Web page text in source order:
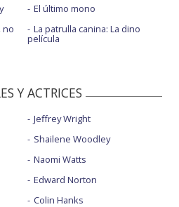
no
El último mono
La patrulla canina: La dino
película
Y ACTRICES
Jeffrey Wright
Shailene Woodley
Naomi Watts
Edward Norton
Colin Hanks